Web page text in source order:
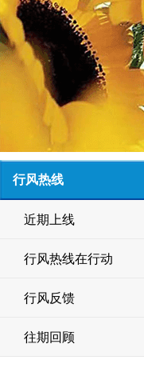
行风热线
近期上线
行风热线在行动
行风反馈
往期回顾